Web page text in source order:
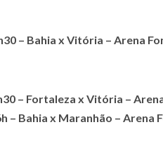
– Bahia x Vitória – Arena
– Fortaleza x Vitória –
– Bahia x Maranhão – Arena